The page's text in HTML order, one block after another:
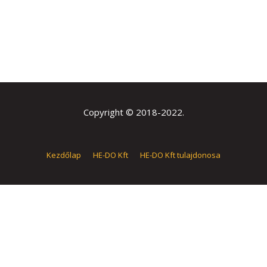
Copyright © 2018-2022.
Kezdőlap HE-DO Kft HE-DO Kft tulajdonosa